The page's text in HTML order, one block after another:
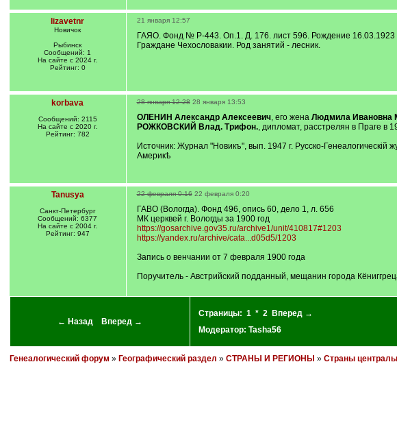
lizavetnr
Новичок
Рыбинск
Сообщений: 1
На сайте с 2024 г.
Рейтинг: 0
21 января 12:57
ГАЯО. Фонд № Р-443. Оп.1. Д. 176. лист 596. Рождение 16.03.1923
Граждане Чехословакии. Род занятий - лесник.
korbava
Сообщений: 2115
На сайте с 2020 г.
Рейтинг: 782
28 января 12:28 28 января 13:53
ОЛЕНИН Александр Алексеевич, его жена Людмила Ивановна
РОЖКОВСКИЙ Влад. Трифон., дипломат, расстрелян в Праге в
Источник: Журнал "Новикъ", вып. 1947 г. Русско-
Америкѣ
Tanusya
Санкт-Петербург
Сообщений: 6377
На сайте с 2004 г.
Рейтинг: 947
22 февраля 0:16 22 февраля 0:20
ГАВО (Вологда). Фонд 496, опись 60, дело 1, л. 656
МК церквей г. Вологды за 1900 год
https://gosarchive.gov35.ru/archive1/unit/410817#1203
https://yandex.ru/archive/cata...d05d5/1203
Запись о венчании от 7 февраля 1900 года
Поручитель - Австрийский подданный, мещанин города
← Назад Вперед →
Страницы: 1 * 2
Вперед →
Модератор: Tasha56
Генеалогический форум » Географический раздел » СТРАНЫ И РЕГИОНЫ » Cтраны